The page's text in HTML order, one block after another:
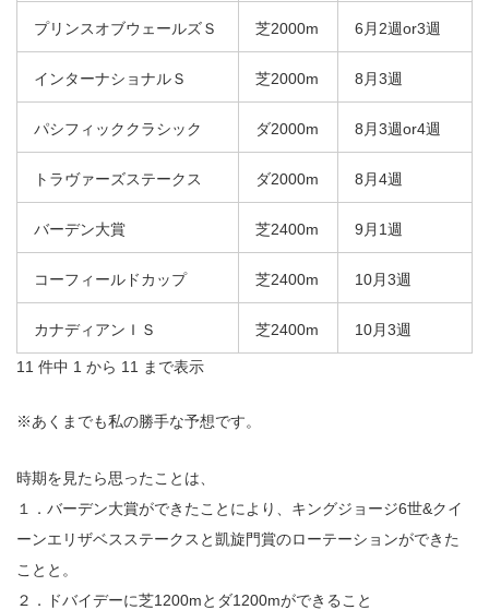
プリンスオブウェールズＳ 芝2000m 6月2週or3週
インターナショナルＳ 芝2000m 8月3週
パシフィッククラシック ダ2000m 8月3週or4週
トラヴァーズステークス ダ2000m 8月4週
バーデン大賞 芝2400m 9月1週
コーフィールドカップ 芝2400m 10月3週
カナディアンＩＳ 芝2400m 10月3週
11 件中 1 から 11 まで表示
※あくまでも私の勝手な予想です。
時期を見たら思ったことは、
１．バーデン大賞ができたことにより、キングジョージ6世&クイ
ーンエリザベスステークスと凱旋門賞のローテーションができた
ことと。
２．ドバイデーに芝1200mとダ1200mができること